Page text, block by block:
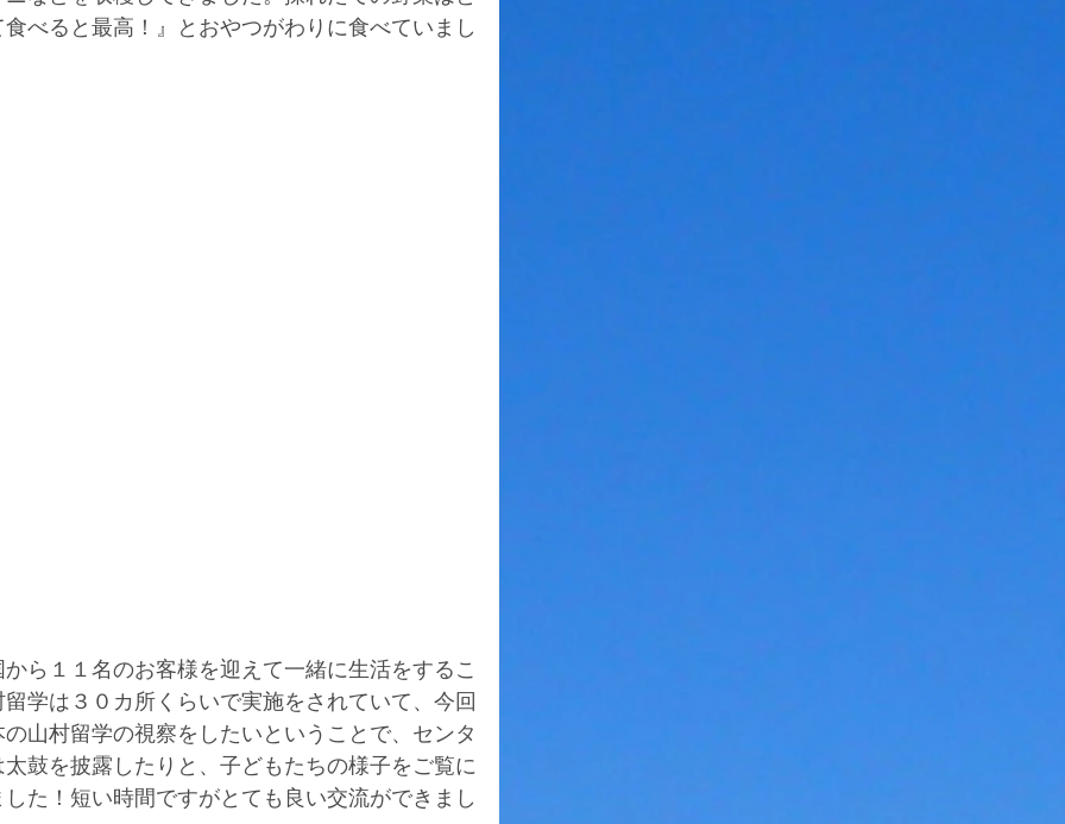
べると最高！』とおやつがわりに食べていまし
ら１１名のお客様を迎えて一緒に生活をするこ
学は３０カ所くらいで実施をされていて、今回
山村留学の視察をしたいということで、センタ
鼓を披露したりと、子どもたちの様子をご覧に
た！短い時間ですがとても良い交流ができまし